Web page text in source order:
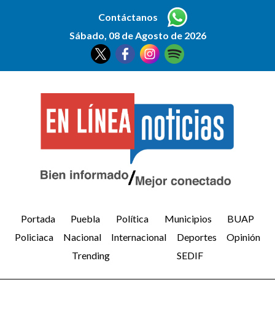
Contáctanos
Sábado, 08 de Agosto de 2026
Portada Puebla Política Municipios
BUAP
Policiaca
Nacional Internacional Deportes
Opinión
Trending
SEDIF